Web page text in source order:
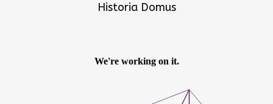
Historia Domus